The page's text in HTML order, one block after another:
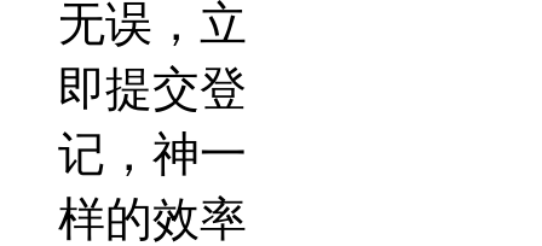
无误，立
即提交登
记，神一
样的效率